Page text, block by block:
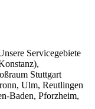
Servicegebiete
Stuttgart
Ulm, Reutlingen
Baden, Pforzheim,